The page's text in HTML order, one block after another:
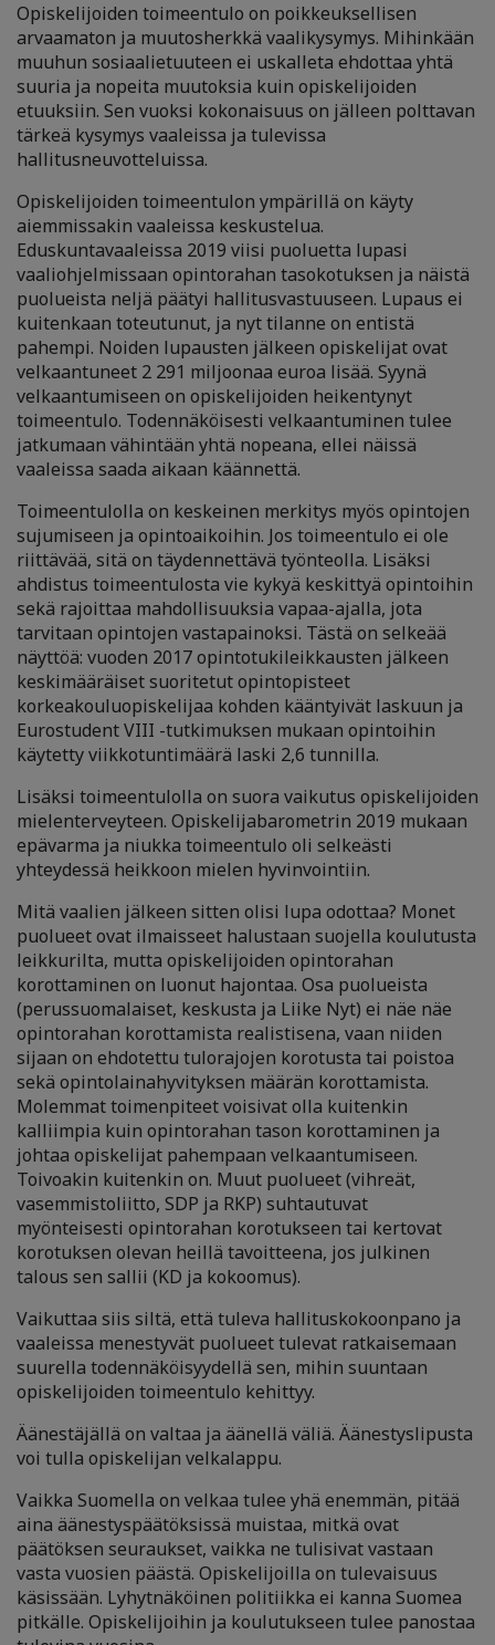
Opiskelijoiden toimeentulo on poikkeuksellisen
arvaamaton ja muutosherkkä vaalikysymys. Mihinkään
muuhun sosiaalietuuteen ei uskalleta ehdottaa yhtä
suuria ja nopeita muutoksia kuin opiskelijoiden
etuuksiin. Sen vuoksi kokonaisuus on jälleen polttavan
tärkeä kysymys vaaleissa ja tulevissa
hallitusneuvotteluissa.
Opiskelijoiden toimeentulon ympärillä on käyty
aiemmissakin vaaleissa keskustelua.
Eduskuntavaaleissa 2019 viisi puoluetta lupasi
vaaliohjelmissaan opintorahan tasokotuksen ja näistä
puolueista neljä päätyi hallitusvastuuseen. Lupaus ei
kuitenkaan toteutunut, ja nyt tilanne on entistä
pahempi. Noiden lupausten jälkeen opiskelijat ovat
velkaantuneet 2 291 miljoonaa euroa lisää. Syynä
velkaantumiseen on opiskelijoiden heikentynyt
toimeentulo. Todennäköisesti velkaantuminen tulee
jatkumaan vähintään yhtä nopeana, ellei näissä
vaaleissa saada aikaan käännettä.
Toimeentulolla on keskeinen merkitys myös opintojen
sujumiseen ja opintoaikoihin. Jos toimeentulo ei ole
riittävää, sitä on täydennettävä työnteolla. Lisäksi
ahdistus toimeentulosta vie kykyä keskittyä opintoihin
sekä rajoittaa mahdollisuuksia vapaa-ajalla, jota
tarvitaan opintojen vastapainoksi. Tästä on selkeää
näyttöä: vuoden 2017 opintotukileikkausten jälkeen
keskimääräiset suoritetut opintopisteet
korkeakouluopiskelijaa kohden kääntyivät laskuun ja
Eurostudent VIII -tutkimuksen mukaan opintoihin
käytetty viikkotuntimäärä laski 2,6 tunnilla.
Lisäksi toimeentulolla on suora vaikutus opiskelijoiden
mielenterveyteen. Opiskelijabarometrin 2019 mukaan
epävarma ja niukka toimeentulo oli selkeästi
yhteydessä heikkoon mielen hyvinvointiin.
Mitä vaalien jälkeen sitten olisi lupa odottaa? Monet
puolueet ovat ilmaisseet halustaan suojella koulutusta
leikkurilta, mutta opiskelijoiden opintorahan
korottaminen on luonut hajontaa. Osa puolueista
(perussuomalaiset, keskusta ja Liike Nyt) ei näe näe
opintorahan korottamista realistisena, vaan niiden
sijaan on ehdotettu tulorajojen korotusta tai poistoa
sekä opintolainahyvityksen määrän korottamista.
Molemmat toimenpiteet voisivat olla kuitenkin
kalliimpia kuin opintorahan tason korottaminen ja
johtaa opiskelijat pahempaan velkaantumiseen.
Toivoakin kuitenkin on. Muut puolueet (vihreät,
vasemmistoliitto, SDP ja RKP) suhtautuvat
myönteisesti opintorahan korotukseen tai kertovat
korotuksen olevan heillä tavoitteena, jos julkinen
talous sen sallii (KD ja kokoomus).
Vaikuttaa siis siltä, että tuleva hallituskokoonpano ja
vaaleissa menestyvät puolueet tulevat ratkaisemaan
suurella todennäköisyydellä sen, mihin suuntaan
opiskelijoiden toimeentulo kehittyy.
Äänestäjällä on valtaa ja äänellä väliä. Äänestyslipusta
voi tulla opiskelijan velkalappu.
Vaikka Suomella on velkaa tulee yhä enemmän, pitää
aina äänestyspäätöksissä muistaa, mitkä ovat
päätöksen seuraukset, vaikka ne tulisivat vastaan
vasta vuosien päästä. Opiskelijoilla on tulevaisuus
käsissään. Lyhytnäköinen politiikka ei kanna Suomea
pitkälle. Opiskelijoihin ja koulutukseen tulee panostaa